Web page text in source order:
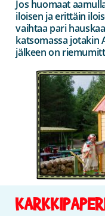
Jos huomaat
iloisen ja erittäin
vaihtaa pari
katsomassa jotakin
jälkeen on